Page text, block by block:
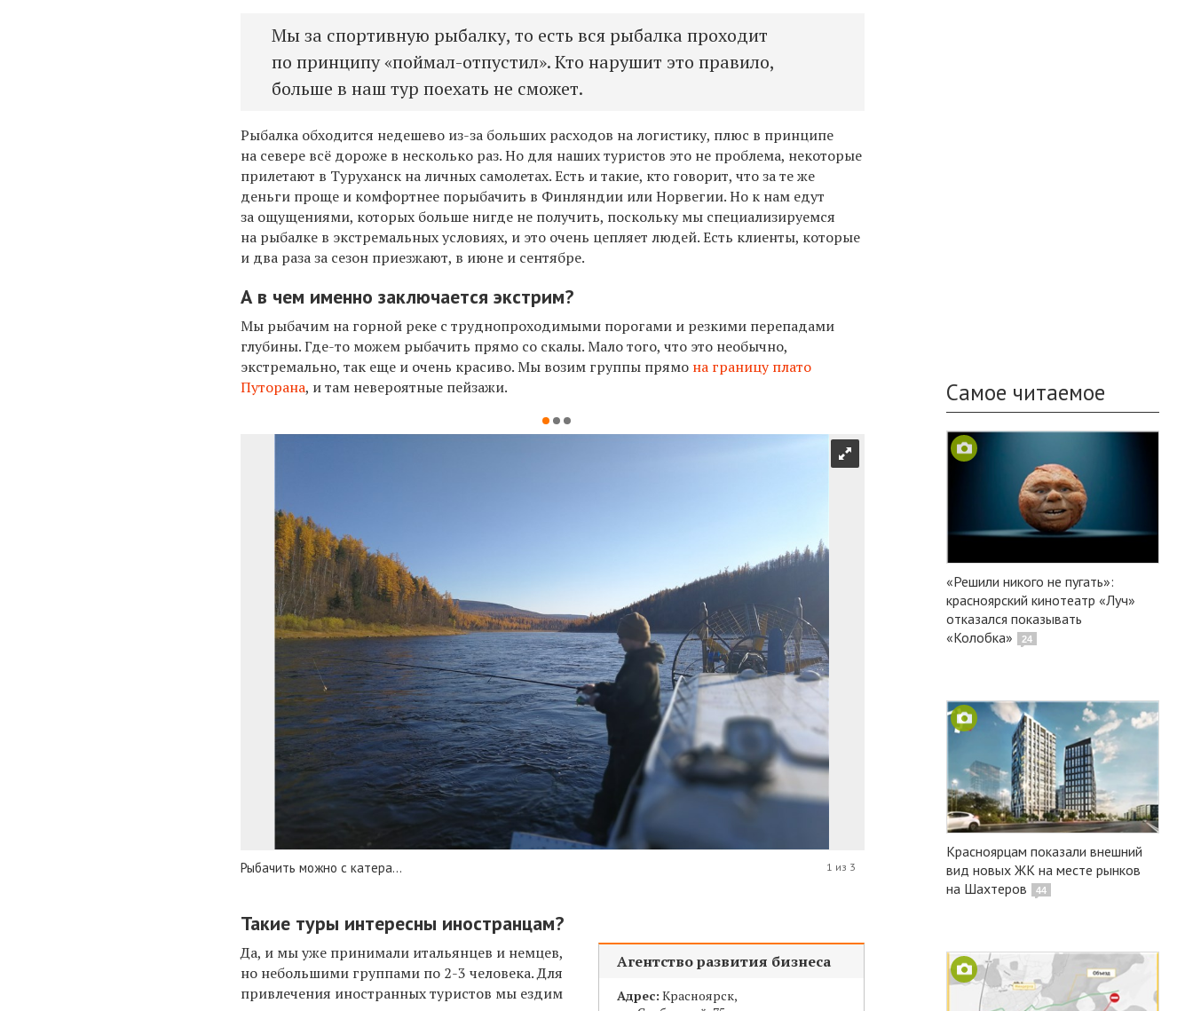
Мы за спортивную рыбалку, то есть вся рыбалка проходит
по принципу «поймал-отпустил». Кто нарушит это правило,
больше в наш тур поехать не сможет.
Рыбалка обходится недешево из-за больших расходов на логистику, плюс в принципе
на севере всё дороже в несколько раз. Но для наших туристов это не проблема, некоторые
прилетают в Туруханск на личных самолетах. Есть и такие, кто говорит, что за те же
деньги проще и комфортнее порыбачить в Финляндии или Норвегии. Но к нам едут
за ощущениями, которых больше нигде не получить, поскольку мы специализируемся
на рыбалке в экстремальных условиях, и это очень цепляет людей. Есть клиенты, которые
и два раза за сезон приезжают, в июне и сентябре.
А в чем именно заключается экстрим?
Мы рыбачим на горной реке с труднопроходимыми порогами и резкими перепадами
глубины. Где-то можем рыбачить прямо со скалы. Мало того, что это необычно,
экстремально, так еще и очень красиво. Мы возим группы прямо на границу плато
Путорана, и там невероятные пейзажи.
Рыбачить можно с катера... 1 из 3
Такие туры интересны иностранцам?
Агентство развития бизнеса
Адрес: Красноярск,
Да, и мы уже принимали итальянцев и немцев,
но небольшими группами по 2-3 человека. Для
привлечения иностранных туристов мы ездим
Самое читаемое
«Решили никого не пугать»:
красноярский кинотеатр «Луч»
отказался показывать
«Колобка»
24
Красноярцам показали внешний
вид новых ЖК на месте рынков
на Шахтеров
44